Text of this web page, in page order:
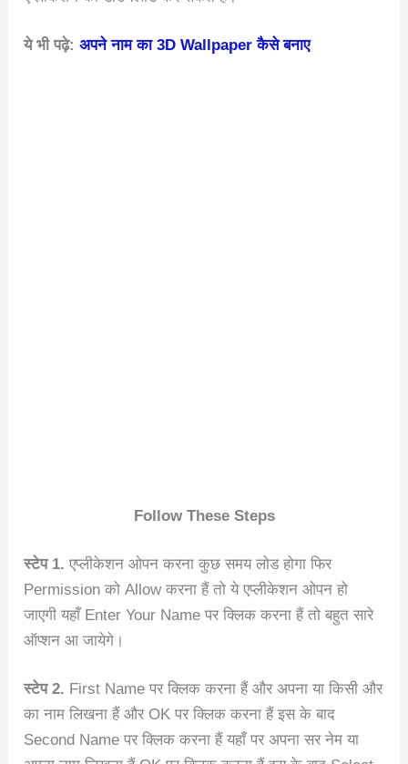
ये भी पढ़े: अपने नाम का 3D Wallpaper कैसे बनाए
Follow These Steps
स्टेप 1. एप्लीकेशन ओपन करना कुछ समय लोड होगा फिर
Permission को Allow करना हैं तो ये एप्लीकेशन ओपन हो
जाएगी यहाँ Enter Your Name पर क्लिक करना हैं तो बहुत सारे
ऑप्शन आ जायेगे।
स्टेप 2. First Name पर क्लिक करना हैं और अपना या किसी और
का नाम लिखना हैं और OK पर क्लिक करना हैं इस के बाद
Second Name पर क्लिक करना हैं यहाँ पर अपना सर नेम या